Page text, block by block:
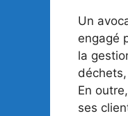
Un
engagé
la
En
ses